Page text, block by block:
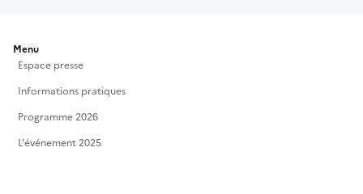
Menu
Espace presse
Informations pratiques
Programme 2026
L'événement 2025